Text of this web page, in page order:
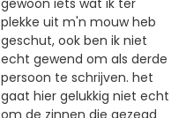
plekke uit m'n mouw heb
geschut, ook ben ik niet
echt gewend om als derde
persoon te schrijven. het
gaat hier gelukkig niet echt
om de zinnen die gezegd